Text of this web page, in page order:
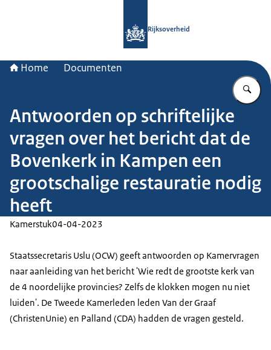
Rijksoverheid
Home Documenten
Antwoorden op schriftelijke
vragen over het bericht dat de
Bovenkerk in Kampen een
grootschalige restauratie nodig
heeft
Kamerstuk04-04-2023
Staatssecretaris Uslu (OCW) geeft antwoorden op Kamervragen
naar aanleiding van het bericht 'Wie redt de grootste kerk van
de 4 noordelijke provincies? Zelfs de klokken mogen nu niet
luiden'. De Tweede Kamerleden leden Van der Graaf
(ChristenUnie) en Palland (CDA) hadden de vragen gesteld.